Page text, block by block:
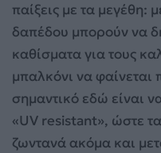
παίξεις με τα μεγέθη:
δαπέδου μπορούν να
καθίσματα για τους
μπαλκόνι να φαίνεται
σημαντικό εδώ είναι
«UV resistant», ώστε
ζωντανά ακόμα και